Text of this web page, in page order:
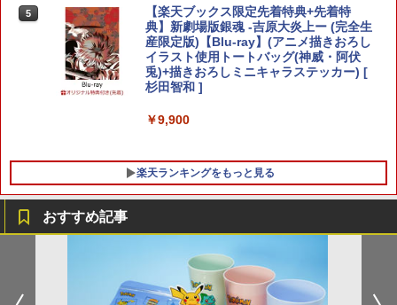
5
【Amazon.co.jp限定】劇場版モノノ怪
第三章 蛇神 (オリジナル特典:オリジナル
巾着＋メーカー特典:【坤と離】二振りの
剣、十翼より来たる！スタジオ描き下ろ
しイラストボード付) [DVD]
【特典】冒険家エリオットの千年物語 S
witch2版(【早期購入封入特典】エリオ
ット旅立ちパック)
￥6,358
Mortal Shell II
￥5,507
￥4,980
脳を鍛える大人の娯楽ゲーム4in1（麻雀
将棋 競走馬育成 RPG）ソフト不要 テレ
SB コントローラー
5
【楽天ブックス限定先着特典+先着特
典】新劇場版銀魂 -吉原大炎上ー (完全生
産限定版)【Blu-ray】(アニメ描きおろし
イラスト使用トートバッグ(神威・阿伏
兎)+描きおろしミニキャラステッカー) [
杉田智和 ]
￥9,900
楽天ランキングをもっと見る
おすすめ記事